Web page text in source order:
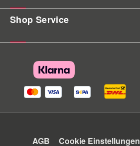
Shop Service
AGB Cookie Einstellungen